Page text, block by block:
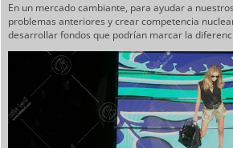
En un mercado cambiante, para ayudar a
problemas anteriores y crear competencia
desarrollar fondos que podrían marcar la